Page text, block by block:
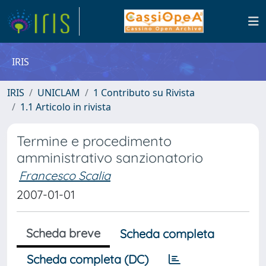
IRIS
IRIS UNICLAM
1 Contributo su Rivista
1.1 Articolo in rivista
Termine e procedimento
amministrativo sanzionatorio
Francesco Scalia
2007-01-01
Scheda breve
Scheda completa
Scheda completa (DC)